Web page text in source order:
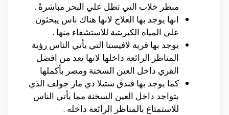
منظر خلاب التي تطل علي البحر مباشرةً .
انها يوجد بها العلاج لانها هناك ناس يبحثون
علي المياه الكبريتية للاستشفاء منها .
يوجد بها قرية لافيستا التي يأتي الناس رؤية
المناظر الرائعة داخلها لانها تعد من افضل
القري داخل العين السخنة ومصر بأكملها
كما يوجد بها فندق ستيلا دي مار جولف الذي
يتواجد داخل العين السخنة مما يأتي الناس
للاستمتاع بالمناظر الرائعة داخله .